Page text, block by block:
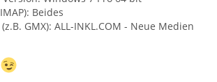
Beides
GMX): ALL-INKL.COM - Neue Medien